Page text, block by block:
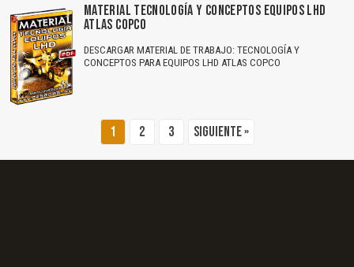
MATERIAL TECNOLOGÍA Y CONCEPTOS EQUIPOS LHD
ATLAS COPCO
DESCARGAR MATERIAL DE TRABAJO: TECNOLOGÍA Y
CONCEPTOS PARA EQUIPOS LHD ATLAS COPCO
1 2 3 Siguiente »
No carga o no se visualiza el contenido.
Reportar otro tipo de error...